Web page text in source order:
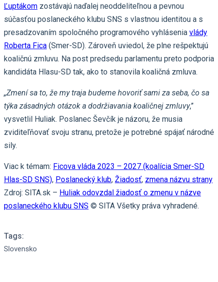
Ľuptákom zostávajú naďalej neoddeliteľnou a pevnou
súčasťou poslaneckého klubu SNS s vlastnou identitou a s
presadzovaním spoločného programového vyhlásenia vlády
Roberta Fica (Smer-SD). Zároveň uviedol, že plne rešpektujú
koaličnú zmluvu. Na post predsedu parlamentu preto podporia
kandidáta Hlasu-SD tak, ako to stanovila koaličná zmluva.
„Zmení sa to, že my traja budeme hovoriť sami za seba, čo sa
týka zásadných otázok a dodržiavania koaličnej zmluvy,”
vysvetlil Huliak. Poslanec Ševčík je názoru, že musia
zviditeľňovať svoju stranu, pretože je potrebné spájať národné
sily.
Viac k témam: Ficova vláda 2023 – 2027 (koalícia Smer-SD
Hlas-SD SNS), Poslanecký klub, Žiadosť, zmena názvu strany
Zdroj: SITA.sk – Huliak odovzdal žiadosť o zmenu v názve
poslaneckého klubu SNS © SITA Všetky práva vyhradené.
Tags:
Slovensko